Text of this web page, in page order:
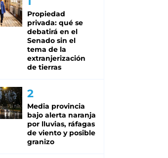
Propiedad
privada: qué se
debatirá en el
Senado sin el
tema de la
extranjerización
de tierras
Media provincia
bajo alerta naranja
por lluvias, ráfagas
de viento y posible
granizo